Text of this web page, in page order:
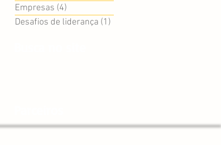
Empresas (4)
Desafios de liderança (1)